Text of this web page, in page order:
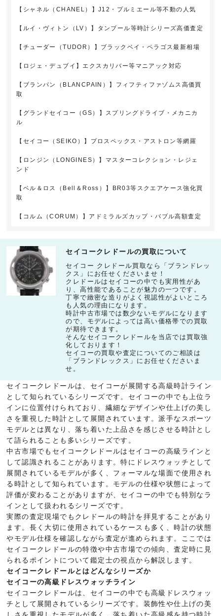
【シャネル（CHANEL）】J12・プルミエール等不動の人気
【ルイ・ヴィトン（LV）】タンブール等時計シリーズ高価査定
【チューダー（TUDOR）】ブラックベイ・ペラゴス最新相場
【ロジェ・デュブイ】エクスカリバー等マニアック対応
【ブランパン（BLANCPAIN）】フィフティファゾムス高価買
取
【グランドセイコー（GS）】スプリングドライブ・メカニカ
ル
【セイコー（SEIKO）】プロスペックス・アストロン等網羅
【ロンジン（LONGINES）】マスターコレクション・レジェ
ンド
【ベル＆ロス（Bell＆Ross）】BR03等スクエアケース強化買
取
【コルム（CORUM）】アドミラルズカップ・バブル高額査定
セイコークレドールの買取について
セイコー クレドール買取なら「ブランドレッ
クス」にお任せくださいませ！
クレドールはセイコーの中でも実用性があ
り、高性能であることが魅力の一つです。
丁寧で緻密な造りがよく視認性がよいところ
も人気の理由になります。
時計中古市場では数少ないモデルになります
ので、モデルによっては高い価格帯での買取
が期待できます。
そんなセイコークレドールを当店では買取強
化しております！
セイコーの買取や査定についてのご相談は
「ブランドレックス」にお任せくださいま
せ。
セイコークレドールは、セイコーが展開する高級時計ライン
として知られているシリーズです。セイコーの中でも上位ラ
インに位置付けられており、繊細なデザインや仕上げの美し
さを重視した時計として展開されています。派手なスポーツ
モデルとは異なり、落ち着いた上品さを感じさせる時計とし
て語られることも多いシリーズです。
中古市場でもセイコークレドールはセイコーの高級ラインと
して認識されることがあります。特にドレスウォッチとして
展開されているモデルが多く、フォーマルな場面で使用され
る時計として知られています。モデルの仕様や状態によって
評価が変わることがありますが、セイコーの中でも特別なラ
インとして扱われるシリーズです。
実際の査定現場でもクレドールの時計を拝見することがあり
ます。長く大切に使用されているケースも多く、時計の状態
やモデル仕様を確認しながら査定が進められます。ここでは
セイコークレドールの特徴や中古市場での傾向、査定時に見
られるポイントについて鑑定士の視点から解説します。
セイコークレドールとはどんなシリーズか
セイコーの高級ドレスウォッチライン
セイコークレドールは、セイコーの中でも高級ドレスウォッ
チとして展開されているシリーズです。装飾性や仕上げの美